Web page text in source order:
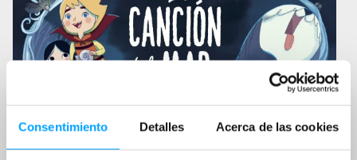
Consentimiento Detalles Acerca de las cookies